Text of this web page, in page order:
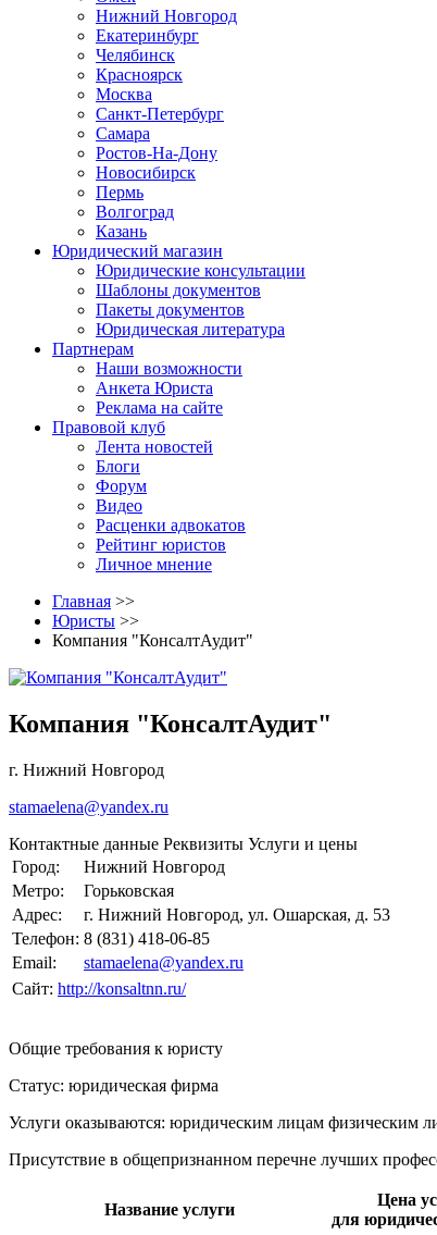
Нижний Новгород
Екатеринбург
Челябинск
Красноярск
Москва
Санкт-Петербург
Самара
Ростов-На-Дону
Новосибирск
Пермь
Волгоград
Казань
Юридический магазин
Юридические консультации
Шаблоны документов
Пакеты документов
Юридическая литература
Партнерам
Наши возможности
Анкета Юриста
Реклама на сайте
Правовой клуб
Лента новостей
Блоги
Форум
Видео
Расценки адвокатов
Рейтинг юристов
Личное мнение
Главная >>
Юристы >>
Компания "КонсалтАудит"
Компания "КонсалтАудит"
г. Нижний Новгород
stamaelena@yandex.ru
Контактные данные Реквизиты Услуги и цены
Город:
Нижний Новгород
Метро:
Горьковская
Адрес:
г. Нижний Новгород, ул. Ошарская, д. 53
Телефон: 8 (831) 418-06-85
Email:
stamaelena@yandex.ru
Сайт: http://konsaltnn.ru/
Общие требования к юристу
Статус: юридическая фирма
Услуги оказываются: юридическим лицам физическим
Присутствие в общепризнанном перечне лучших
Название услуги
Цена
для